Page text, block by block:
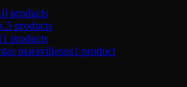
0 products
5 products
products
maravillosos1 product